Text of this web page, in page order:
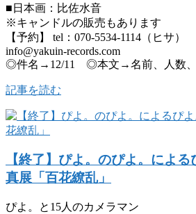
■日本画：比佐水音
※キャンドルの販売もあります
【予約】 tel：070-5534-1114（ヒサ）
info@yakuin-records.com
◎件名→12/11 ◎本文→名前、人数、
記事を読む
【終了】ぴよ。のぴよ。によ
真展「百花繚乱」
ぴよ。と15人のカメラマン